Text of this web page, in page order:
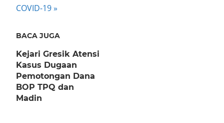
Post:
COVID-19
BACA JUGA
Kejari Gresik Atensi
Kasus Dugaan
Pemotongan Dana
BOP TPQ dan
Madin